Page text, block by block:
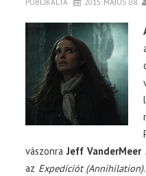
vászonra Jeff VanderMeer
az Expedíciót (Annihilation)